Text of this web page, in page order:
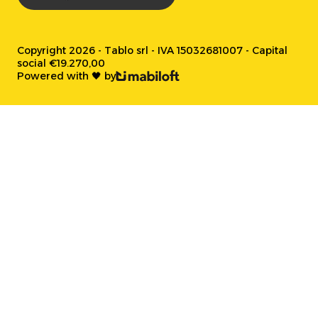
Copyright 2026 - Tablo srl - IVA 15032681007 - Capital
social €19.270,00
Powered with 🖤 by